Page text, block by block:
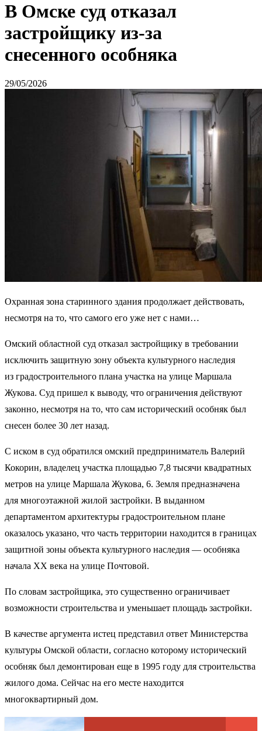
В Омске суд отказал
застройщику из-за
снесенного особняка
29/05/2026
Охранная зона старинного здания продолжает действовать,
несмотря на то, что самого его уже нет с нами…
Омский областной суд отказал застройщику в требовании
исключить защитную зону объекта культурного наследия
из градостроительного плана участка на улице Маршала
Жукова. Суд пришел к выводу, что ограничения действуют
законно, несмотря на то, что сам исторический особняк был
снесен более 30 лет назад.
С иском в суд обратился омский предприниматель Валерий
Кокорин, владелец участка площадью 7,8 тысячи квадратных
метров на улице Маршала Жукова, 6. Земля предназначена
для многоэтажной жилой застройки. В выданном
департаментом архитектуры градостроительном плане
оказалось указано, что часть территории находится в границах
защитной зоны объекта культурного наследия — особняка
начала XX века на улице Почтовой.
По словам застройщика, это существенно ограничивает
возможности строительства и уменьшает площадь застройки.
В качестве аргумента истец представил ответ Министерства
культуры Омской области, согласно которому исторический
особняк был демонтирован еще в 1995 году для строительства
жилого дома. Сейчас на его месте находится
многоквартирный дом.